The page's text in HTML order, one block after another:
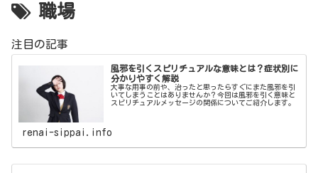
職場
注目の記事
風邪を引くスピリチュアルな意味とは？症状別に
分かりやすく解説
大事な用事の前や、治ったと思ったらすぐにまた風邪を引
いてしまうことはありませんか？今回は風邪を引く意味と
スピリチュアルメッセージの関係についてご紹介します。
renai-sippai.info